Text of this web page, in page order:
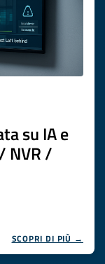
su IA e
NVR /
SCOPRI DI PIÙ →